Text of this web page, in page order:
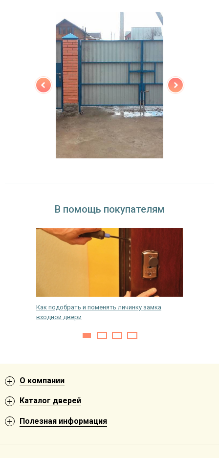
В помощь покупателям
Как подобрать и поменять личинку замка
входной двери
О компании
Каталог дверей
Полезная информация